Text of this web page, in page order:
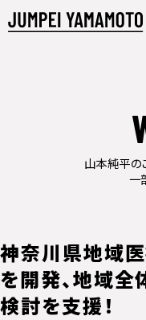
山本純平の
一
神奈川県地域
を開発、地域
検討を支援！